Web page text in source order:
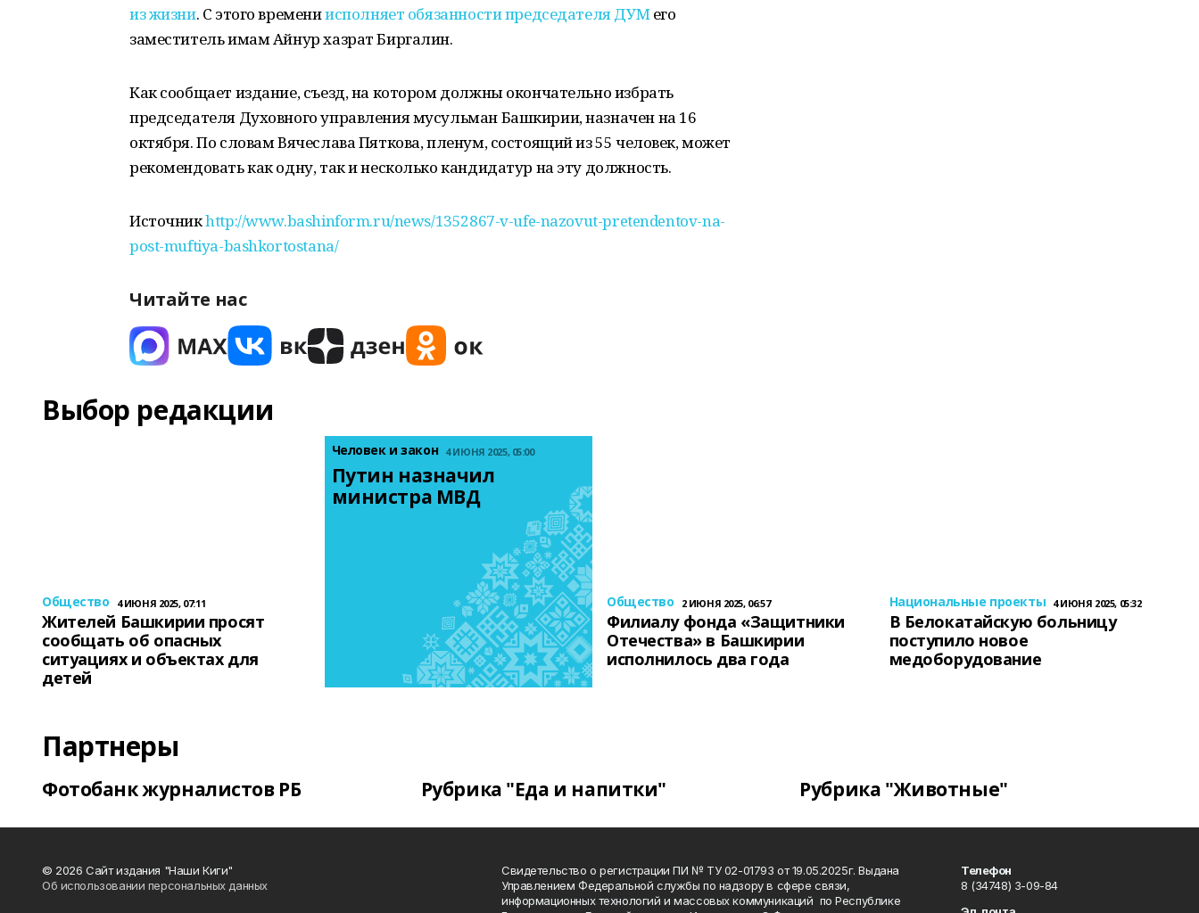
из жизни. С этого времениисполняет обязанности председателя ДУМего
заместитель имам Айнур хазрат Биргалин.
Как сообщает издание, съезд, на котором должны окончательно избрать
председателя Духовного управления мусульман Башкирии, назначен на 16
октября. По словам Вячеслава Пяткова, пленум, состоящий из 55 человек, может
рекомендовать как одну, так и несколько кандидатур на эту должность.
Источникhttp://www.bashinform.ru/news/1352867-v-ufe-nazovut-pretendentov-na-
post-muftiya-bashkortostana/
Читайте нас
Выбор редакции
Общество 4 ИЮНЯ 2025, 07:11
Жителей Башкирии просят
сообщать об опасных
ситуациях и объектах для
детей
Человек и закон 4 ИЮНЯ 2025, 05:00
Путин назначил
министра МВД
Общество 2 ИЮНЯ 2025, 06:57
Филиалу фонда «Защитники
Отечества» в Башкирии
исполнилось два года
Национальные проекты 4 ИЮНЯ 2025, 05:32
В Белокатайскую больницу
поступило новое
медоборудование
Партнеры
Фотобанк журналистов РБ Рубрика "Еда и напитки" Рубрика "Животные"
© 2026 Сайт издания "Наши Киги"
Об использовании персональных данных
Свидетельство о регистрации ПИ № ТУ 02-01793 от 19.05.2025г. Выдана
Управлением Федеральной службы по надзору в сфере связи,
информационных технологий и массовых коммуникаций по Республике
Телефон
8 (34748) 3-09-84